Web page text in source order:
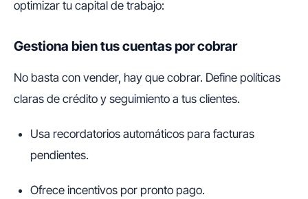
optimizar tu capital de trabajo:
Gestiona bien tus cuentas por cobrar
No basta con vender, hay que cobrar. Define políticas
claras de crédito y seguimiento a tus clientes.
Usa recordatorios automáticos para facturas
pendientes.
Ofrece incentivos por pronto pago.